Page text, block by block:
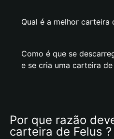
Qual é a melhor carteira
Como é que se
e se cria uma carteira de
Por que razão
carteira de Felus ?